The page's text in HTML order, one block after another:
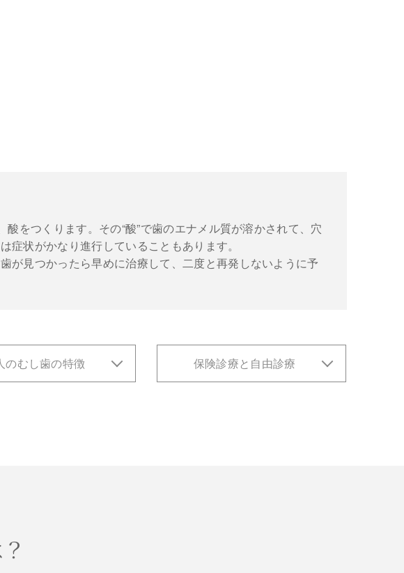
をつくります。その“酸”で歯のエナメル質が溶かされて、穴
状がかなり進行していることもあります。
が見つかったら早めに治療して、二度と再発しないように予
のむし歯の特徴 保険診療と自由診療